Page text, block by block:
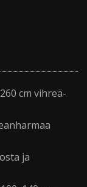
cm vihreä-
ja